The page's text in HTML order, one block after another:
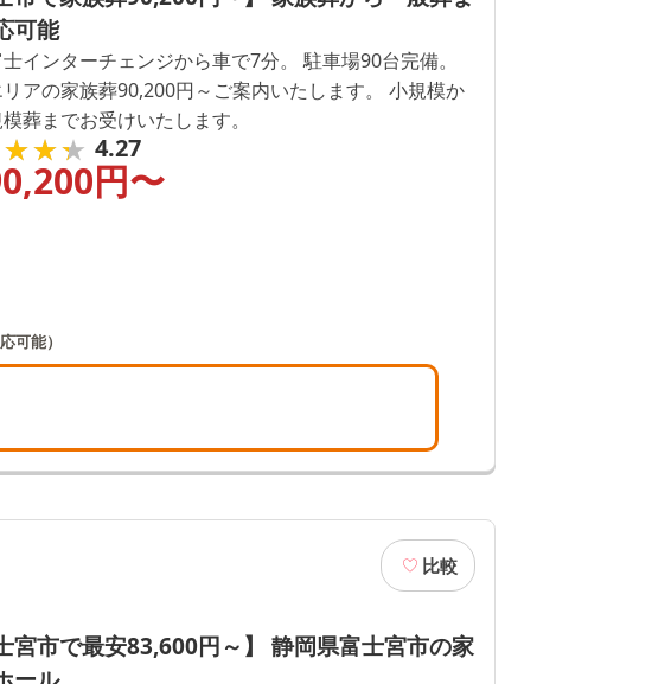
可能
インターチェンジから車で7分。 駐車場90台完備。
アの家族葬90,200円～ご案内いたします。 小規模か
葬までお受けいたします。
4.27
円〜
可能）
比較
宮市で最安83,600円～】 静岡県富士宮市の家